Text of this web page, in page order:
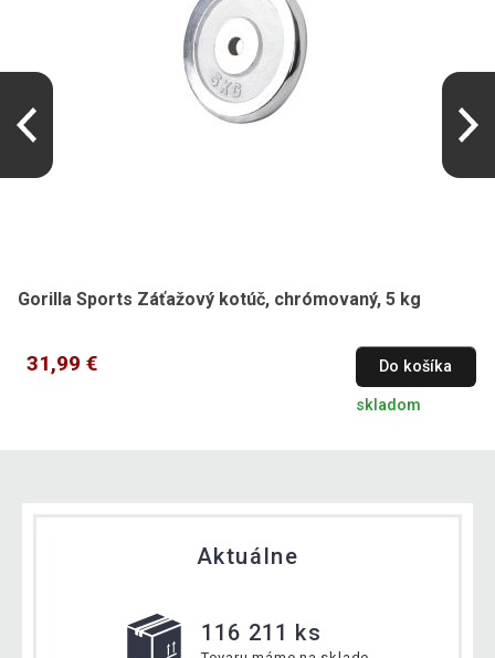
Gorilla Sports Záťažový kotúč, chrómovaný, 5 kg
31,99 € Do košíka
skladom
Aktuálne
116 211 ks